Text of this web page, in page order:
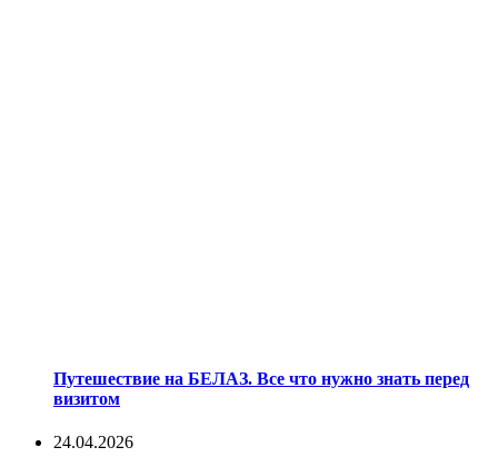
Путешествие на БЕЛАЗ. Все что нужно знать перед
визитом
24.04.2026